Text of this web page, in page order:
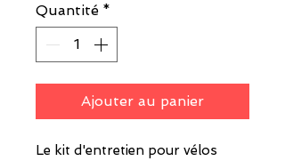
Quantité *
Ajouter au panier
Le kit d'entretien pour vélos